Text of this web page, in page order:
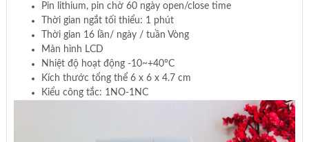
Pin lithium, pin chờ 60 ngày open/close time
Thời gian ngắt tối thiểu: 1 phút
Thời gian 16 lần/ ngày / tuần Vòng
Màn hình LCD
Nhiệt độ hoạt động -10~+40°C
Kích thước tổng thể 6 x 6 x 4.7 cm
Kiểu công tắc: 1NO-1NC